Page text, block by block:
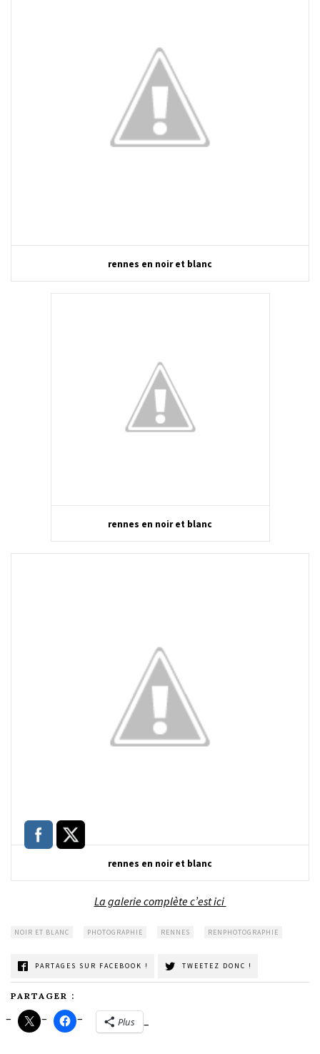
rennes en noir et blanc
rennes en noir et blanc
rennes en noir et blanc
La galerie complète c’est ici
NOIR ET BLANC PHOTOGRAPHIE RENNES RENPHOTOGRAPHIE
PARTAGES SUR FACEBOOK ! TWEETEZ DONC !
PARTAGER :
Plus